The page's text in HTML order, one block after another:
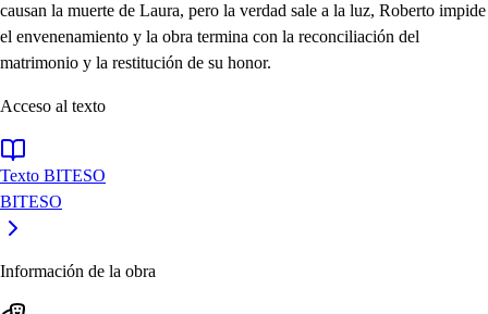
causan la muerte de Laura, pero la verdad sale a la luz, Roberto impide
el envenenamiento y la obra termina con la reconciliación del
matrimonio y la restitución de su honor.
Acceso al texto
Texto BITESO
BITESO
Información de la obra